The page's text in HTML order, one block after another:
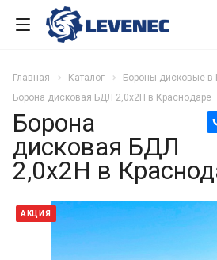
Главная Каталог
Бороны дисковые в
Борона дисковая БДЛ 2,0x2Н в Краснодаре
Борона
дисковая БДЛ
2,0x2Н в
АКЦИЯ